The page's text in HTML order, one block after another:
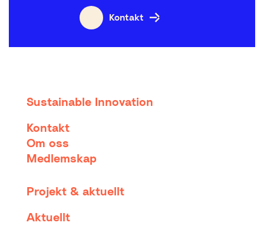
Kontakt
Sustainable Innovation
Kontakt
Om oss
Medlemskap
Projekt & aktuellt
Aktuellt